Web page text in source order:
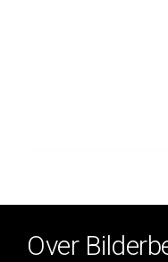
Over